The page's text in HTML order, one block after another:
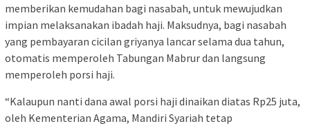
memberikan kemudahan bagi nasabah, untuk mewujudkan
impian melaksanakan ibadah haji. Maksudnya, bagi nasabah
yang pembayaran cicilan griyanya lancar selama dua tahun,
otomatis memperoleh Tabungan Mabrur dan langsung
memperoleh porsi haji.
“Kalaupun nanti dana awal porsi haji dinaikan diatas Rp25 juta,
oleh Kementerian Agama, Mandiri Syariah tetap